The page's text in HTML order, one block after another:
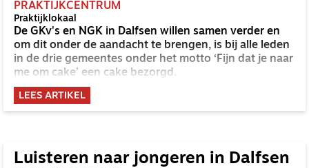
PRAKTIJKCENTRUM
Praktijklokaal
De GKv's en NGK in Dalfsen willen samen verder en
om dit onder de aandacht te brengen, is bij alle leden
in de drie gemeentes onder het motto ‘Fijn dat je naar
me om cake’ een cake bezorgd.
LEES ARTIKEL
Luisteren naar jongeren in Dalfsen